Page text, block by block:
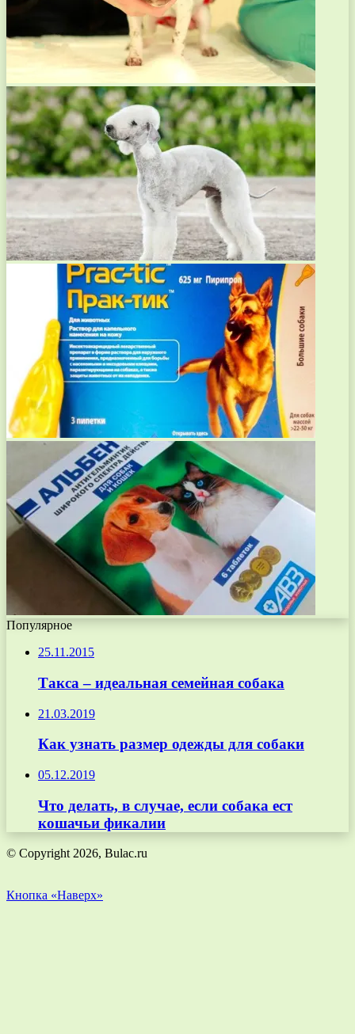
Популярное
25.11.2015
Такса – идеальная семейная собака
21.03.2019
Как узнать размер одежды для собаки
05.12.2019
Что делать, в случае, если собака ест
кошачьи фикалии
© Copyright 2026, Bulac.ru
Кнопка «Наверх»